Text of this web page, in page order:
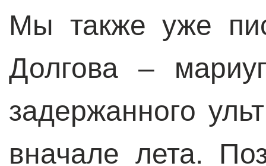
Мы также уже
Долгова –
задержанного
вначале лета.